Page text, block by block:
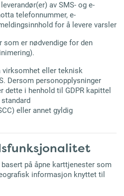
av SMS- og e-
telefonnummer, e-
for å levere varsler
som er nødvendige for den
virksomhet eller teknisk
Dersom personopplysninger
dette i henhold til GDPR kapittel
standard
eller annet gyldig
på åpne karttjenester som
informasjon knyttet til